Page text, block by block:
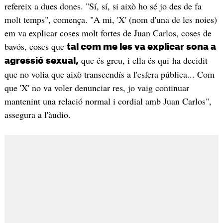
refereix a dues dones. "Sí, sí, si això ho sé jo des de fa
molt temps", comença. "A mi, 'X' (nom d'una de les noies)
em va explicar coses molt fortes de Juan Carlos, coses de
bavós, coses que tal com me les va explicar sona a
agressió sexual, que és greu, i ella és qui ha decidit
que no volia que això transcendís a l'esfera pública... Com
que 'X' no va voler denunciar res, jo vaig continuar
mantenint una relació normal i cordial amb Juan Carlos",
assegura a l'àudio.